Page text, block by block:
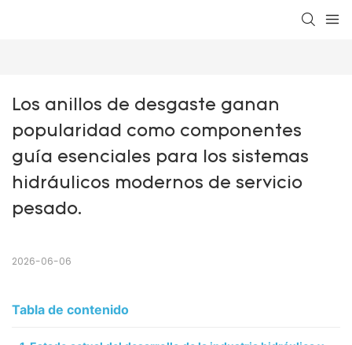
Los anillos de desgaste ganan
popularidad como componentes
guía esenciales para los sistemas
hidráulicos modernos de servicio
pesado.
2026-06-06
Tabla de contenido